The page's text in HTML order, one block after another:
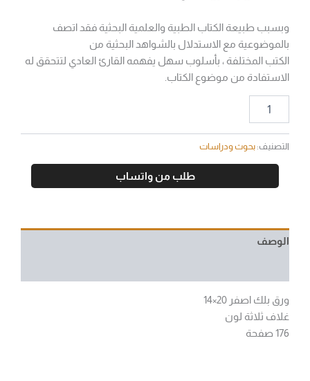
وبسبب طبيعة الكتاب الطبية والعلمية البحثية فقد اتصف
بالموضوعية مع الاستدلال بالشواهد البحثية من
الكتب المختلفة ، بأسلوب سهل يفهمه القارئ العادي لتتحقق له
الاستفادة من موضوع الكتاب.
التصنيف: بحوث ودراسات
طلب من واتساب
الوصف
ورق بلك اصفر 20×14
غلاف ثلاثة لون
176 صفحة